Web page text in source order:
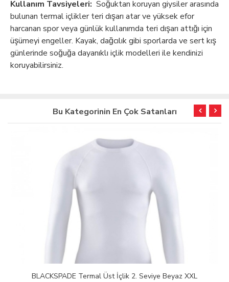
Kullanım Tavsiyeleri: Soğuktan koruyan giysiler arasında
bulunan termal içlikler teri dışarı atar ve yüksek efor
harcanan spor veya günlük kullanımda teri dışarı attığı için
üşümeyi engeller. Kayak, dağcılık gibi sporlarda ve sert kış
günlerinde soğuğa dayanıklı içlik modelleri ile kendinizi
koruyabilirsiniz.
Bu Kategorinin En Çok Satanları
BLACKSPADE Termal Üst İçlik 2. Seviye Beyaz XXL